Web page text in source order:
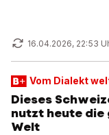
16.04.2026, 22:53
Vom Dialekt
Dieses
nutzt heute die
Welt